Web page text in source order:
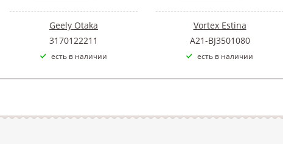
Geely Otaka
3170122211
есть в наличии
Vortex Estina
A21-BJ3501080
есть в наличии